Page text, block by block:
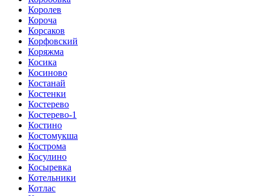
Королев
Короча
Корсаков
Корфовский
Коряжма
Косика
Косиново
Костанай
Костенки
Костерево
Костерево-1
Костино
Костомукша
Кострома
Косулино
Косыревка
Котельники
Котлас